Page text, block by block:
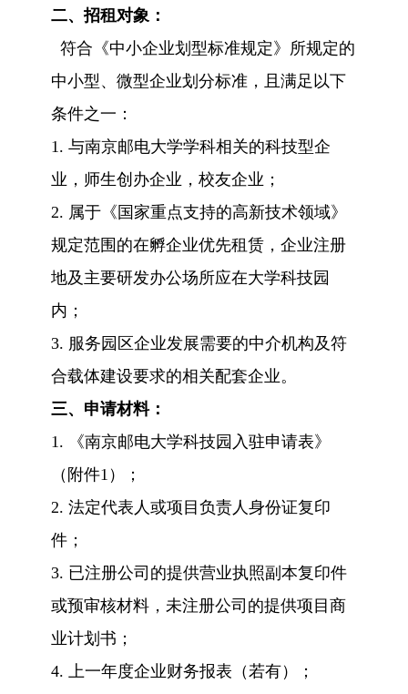
二、招租对象：
符合《中小企业划型标准规定》所规定的
中小型、微型企业划分标准，且满足以下
条件之一：
1. 与南京邮电大学学科相关的科技型企
业，师生创办企业，校友企业；
2. 属于《国家重点支持的高新技术领域》
规定范围的在孵企业优先租赁，企业注册
地及主要研发办公场所应在大学科技园
内；
3. 服务园区企业发展需要的中介机构及符
合载体建设要求的相关配套企业。
三、 申请材料：
1.
《南京邮电大学科技园入驻申请表》
（附件1）；
2. 法定代表人或项目负责人身份证复印
件；
3. 已注册公司的提供营业执照副本复印件
或预审核材料，未注册公司的提供项目商
业计划书；
4. 上一年度企业财务报表（若有）；